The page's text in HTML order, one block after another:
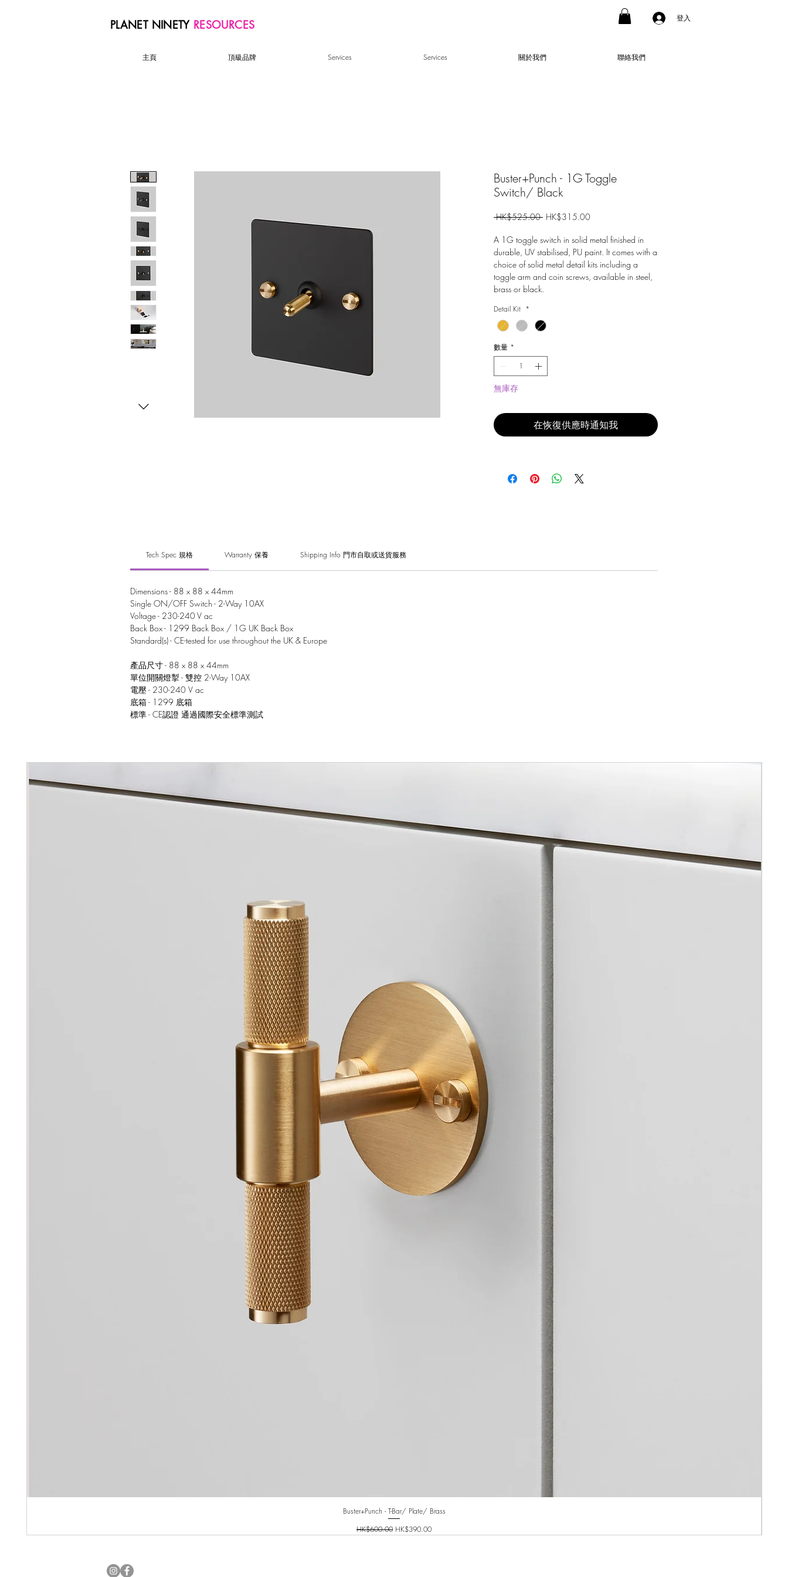
PLANET NINETY RESOURCES
登入
主頁 頂級品牌 Services Services 關於我們 聯絡我們
Buster+Punch - 1G Toggle
Switch/ Black
HK$525.00 一
價
格
HK$315.00促
格
A 1G toggle switch in solid metal finished in
durable, UV stabilised, PU paint. It comes with a
choice of solid metal detail kits including a
toggle arm and coin screws, available in steel,
brass or black.
Detail Kit *
數量 *
無庫存
在恢復供應時通知我
Tech Spec 規格 Warranty 保養 Shipping Info 門市自取或送貨服務
Dimensions - 88 x 88 x 44mm
Single ON/OFF Switch - 2-Way 10AX
Voltage - 230-240 V ac
Back Box - 1299 Back Box / 1G UK Back Box
Standard(s) - CE-tested for use throughout the UK & Europe
產品尺寸 - 88 x 88 x 44mm
單位開關燈掣 - 雙控 2-Way 10AX
電壓 - 230-240 V ac
底箱 - 1299 底箱
標準 - CE認證 通過國際安全標準測試
Buster+Punch - T-Bar/ Plate/ Brass
一般價格
HK$600.00 促銷價格
HK$390.00